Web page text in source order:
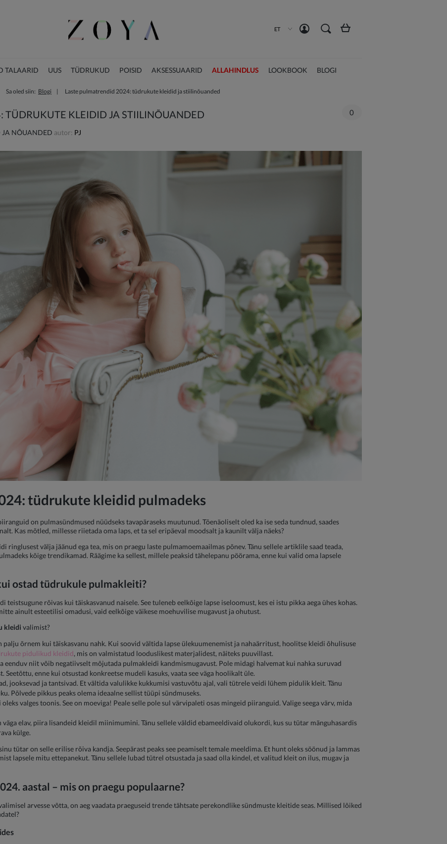
ET
TALAARID UUS TÜDRUKUD POISID AKSESSUAARID ALLAHINDLUS LOOKBOOK BLOGI
Sa oled siin: Blogi Laste pulmatrendid 2024: tüdrukute kleidid ja stiilinõuanded
TÜDRUKUTE KLEIDID JA STIILINÕUANDED 0
JA NÕUANDED autor: PJ
tüdrukute kleidid pulmadeks
on pulmasündmused nüüdseks tavapäraseks muutunud. Tõenäoliselt oled ka ise seda tundnud, saades
Kas mõtled, millesse riietada oma laps, et ta sel eripäeval moodsalt ja kaunilt välja näeks?
ringlusest välja jäänud ega tea, mis on praegu laste pulmamoemaailmas põnev. Tänu sellele artiklile saad teada,
kõige trendikamad. Räägime ka sellest, millele peaksid tähelepanu pöörama, enne kui valid oma lapsele
ostad tüdrukule pulmakleiti?
teistsugune rõivas kui täiskasvanud naisele. See tuleneb eelkõige lapse iseloomust, kes ei istu pikka aega ühes kohas.
ainult esteetilisi omadusi, vaid eelkõige väikese moehuvilise mugavust ja ohutust.
kleidi valimist?
palju õrnem kui täiskasvanu nahk. Kui soovid vältida lapse ülekuumenemist ja nahaärritust, hoolitse kleidi õhulisuse
pidulikud kleidid, mis on valmistatud looduslikest materjalidest, näiteks puuvillast.
eenduv niit võib negatiivselt mõjutada pulmakleidi kandmismugavust. Pole midagi halvemat kui nahka suruvad
Seetõttu, enne kui otsustad konkreetse mudeli kasuks, vaata see väga hoolikalt üle.
jooksevad ja tantsivad. Et vältida valulikke kukkumisi vastuvõtu ajal, vali tütrele veidi lühem pidulik kleit. Tänu
Põlvede pikkus peaks olema ideaalne sellist tüüpi sündmuseks.
valges toonis. See on moeviga! Peale selle pole sul värvipaleti osas mingeid piiranguid. Valige seega värv, mida
väga elav, piira lisandeid kleidil miinimumini. Tänu sellele väldid ebameeldivaid olukordi, kus su tütar mänguhasardis
külge.
tütar on selle erilise rõiva kandja. Seepärast peaks see peamiselt temale meeldima. Et hunt oleks söönud ja lammas
lapsele mitu ettepanekut. Tänu sellele lubad tütrel otsustada ja saad olla kindel, et valitud kleit on ilus, mugav ja
aastal – mis on praegu populaarne?
arvesse võtta, on aeg vaadata praeguseid trende tähtsate perekondlike sündmuste kleitide seas. Millised lõiked